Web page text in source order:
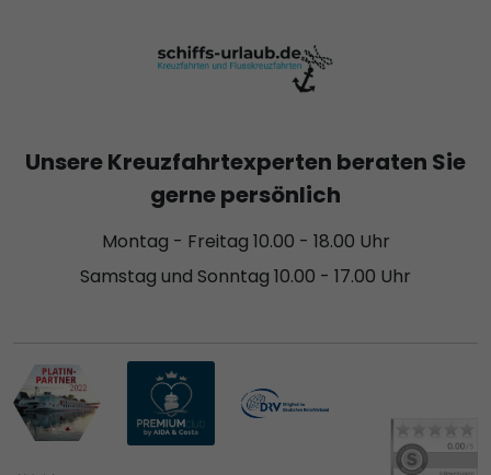
Unsere Kreuzfahrtexperten beraten Sie
gerne persönlich
Montag - Freitag 10.00 - 18.00 Uhr
Samstag und Sonntag 10.00 - 17.00 Uhr